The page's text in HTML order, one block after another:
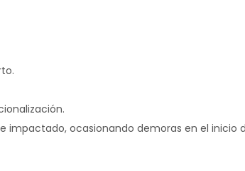
impactado, ocasionando demoras en el inicio